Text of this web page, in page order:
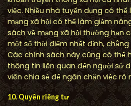
việc. Nhiều nhà tuyển dụng có
mạng xã hội có thể làm giảm
sách về mạng xã hội thường hạn
một số thời điểm nhất định, chẳng
Các chính sách này cũng có thể
thông tin liên quan đến người sử
viên chia sẻ để ngăn chặn việc rò
10. Quyền riêng tư